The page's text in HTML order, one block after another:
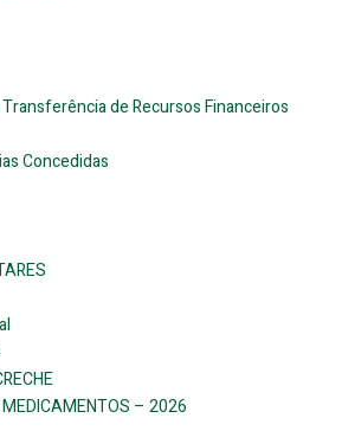
de Recursos Financeiros
Concedidas
– 2026